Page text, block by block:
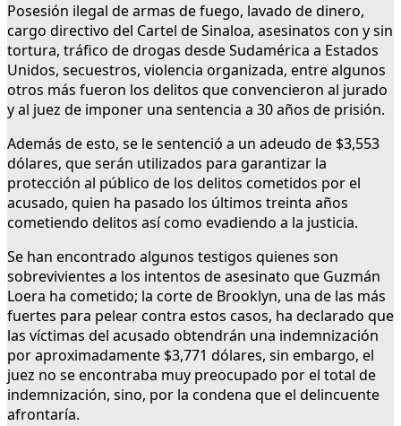
Posesión ilegal de armas de fuego, lavado de dinero,
cargo directivo del Cartel de Sinaloa, asesinatos con y sin
tortura, tráfico de drogas desde Sudamérica a Estados
Unidos, secuestros, violencia organizada, entre algunos
otros más fueron los delitos que convencieron al jurado
y al juez de imponer una sentencia a 30 años de prisión.
Además de esto, se le sentenció a un adeudo de $3,553
dólares, que serán utilizados para garantizar la
protección al público de los delitos cometidos por el
acusado, quien ha pasado los últimos treinta años
cometiendo delitos así como evadiendo a la justicia.
Se han encontrado algunos testigos quienes son
sobrevivientes a los intentos de asesinato que Guzmán
Loera ha cometido; la corte de Brooklyn, una de las más
fuertes para pelear contra estos casos, ha declarado que
las víctimas del acusado obtendrán una indemnización
por aproximadamente $3,771 dólares, sin embargo, el
juez no se encontraba muy preocupado por el total de
indemnización, sino, por la condena que el delincuente
afrontaría.